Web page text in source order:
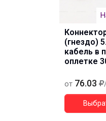
(гнездо)
кабель в
оплетке
от 76.03